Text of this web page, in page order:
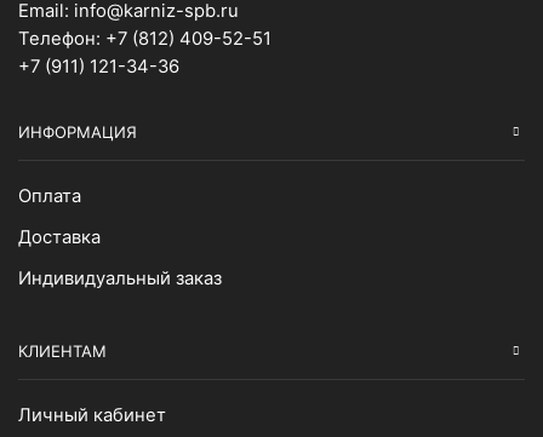
Email: info@karniz-spb.ru
Телефон: +7 (812) 409-52-51
+7 (911) 121-34-36
ИНФОРМАЦИЯ
Оплата
Доставка
Индивидуальный заказ
КЛИЕНТАМ
Личный кабинет